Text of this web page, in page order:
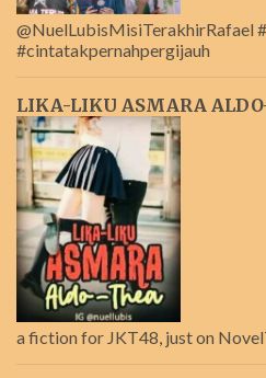
@NuelLubisMisiTerakhirRafael
#cintatakpernahpergijauh
LIKA-LIKU ASMARA
a fiction for JKT48, just on